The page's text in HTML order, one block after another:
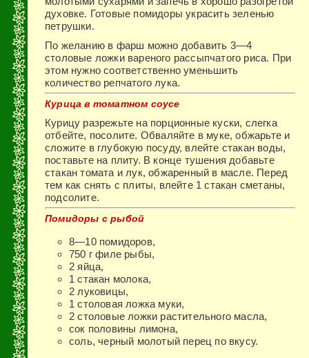
духовке. Готовые помидоры украсить зеленью
пет­рушки.
По желанию в фарш можно добавить 3—4
столовые лож­ки вареного рассыпчатого риса. При
этом нужно соответст­венно уменьшить
количество репчатого лука.
Курица в томатном соусе
Курицу разрежьте на порционные куски, слегка
отбейте, посолите. Обва­ляйте в муке, обжарьте и
сложите в глубокую посуду, влейте стакан воды,
поставьте на плиту. В конце тушения добавьте
стакан томата и лук, обжаренный в масле. Перед
тем как снять с плиты, влейте 1 стакан сметаны,
подсолите.
Помидоры с рыбой
8—10 помидоров,
750 г филе рыбы,
2 яйца,
1 стакан молока,
2 луковицы,
1 столовая ложка муки,
2 столовые ложки растительного масла,
сок половины лимона,
соль, черный молотый перец по вкусу.